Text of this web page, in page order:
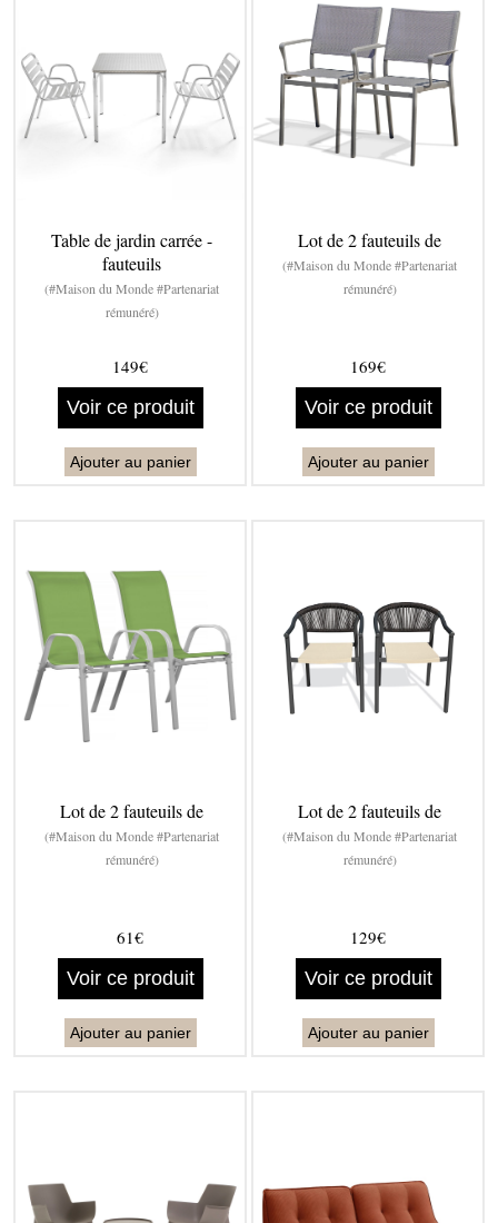
Table de jardin carrée -
fauteuils
(#Maison du Monde #Partenariat
rémunéré)
149€
Voir ce produit
Ajouter au panier
Lot de 2 fauteuils de
(#Maison du Monde #Partenariat
rémunéré)
169€
Voir ce produit
Ajouter au panier
Lot de 2 fauteuils de
(#Maison du Monde #Partenariat
rémunéré)
61€
Voir ce produit
Ajouter au panier
Lot de 2 fauteuils de
(#Maison du Monde #Partenariat
rémunéré)
129€
Voir ce produit
Ajouter au panier